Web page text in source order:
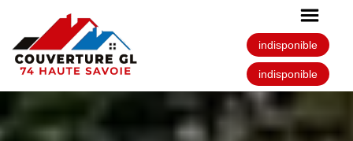
indisponible
indisponible